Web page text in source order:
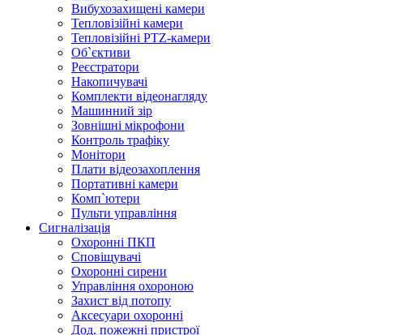
Вибухозахищені камери
Тепловізійні камери
Тепловізійні PTZ-камери
Об`єктиви
Реєстратори
Накопичувачі
Комплекти відеонагляду
Машинний зір
Зовнішні мікрофони
Контроль трафіку
Монітори
Плати відеозахоплення
Портативні камери
Комп`ютери
Пульти управління
Сигналізація
Охоронні ПКП
Сповіщувачі
Охоронні сирени
Управління охороною
Захист від потопу
Аксесуари охоронні
Дод. пожежні пристрої